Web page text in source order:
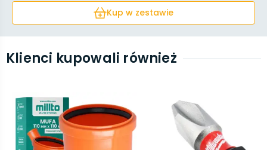
Kup w zestawie
Klienci kupowali również